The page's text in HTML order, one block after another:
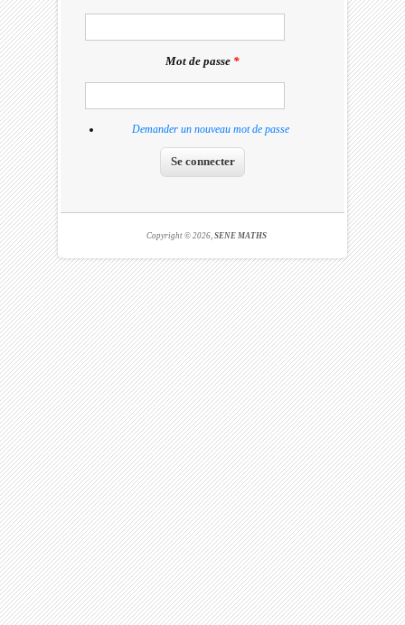
Mot de passe *
Demander un nouveau mot de passe
Copyright © 2026,SENE MATHS